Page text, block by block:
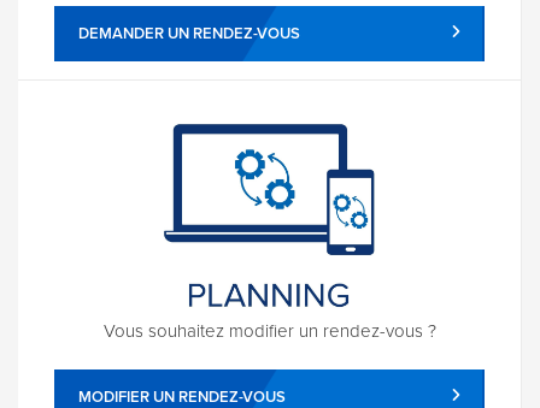
DEMANDER UN RENDEZ-VOUS
Vous souhaitez modifier un rendez-vous ?
MODIFIER UN RENDEZ-VOUS